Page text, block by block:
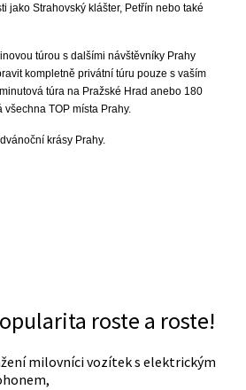
jako Strahovský klášter, Petřín nebo také
túrou s dalšími návštěvníky Prahy
kompletně privátní túru pouze s vaším
túra na Pražské Hrad anebo 180
TOP místa Prahy.
krásy Prahy.
roste a roste!
milovníci vozítek s elektrickým